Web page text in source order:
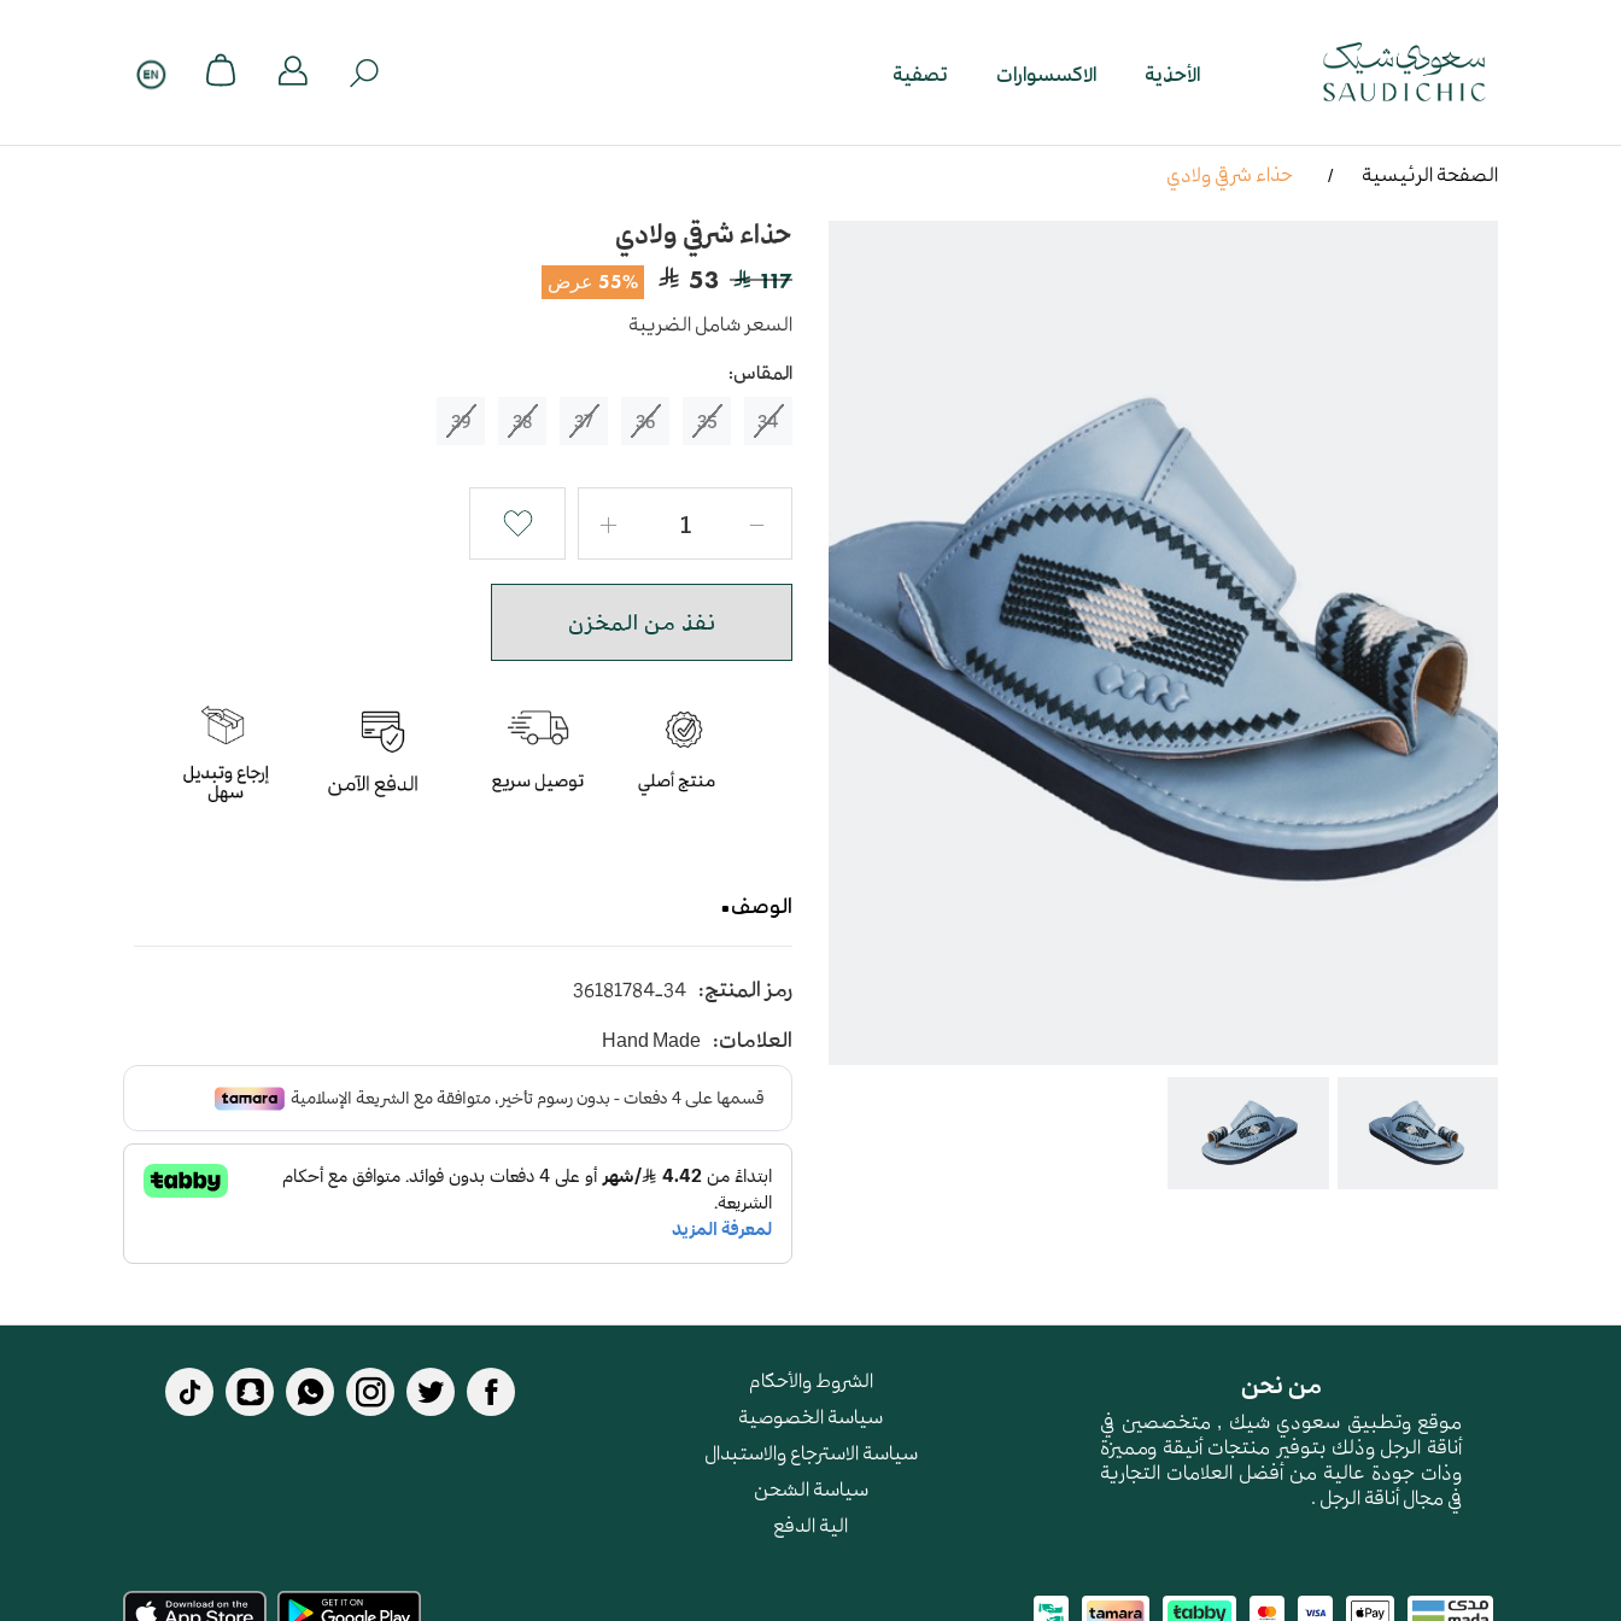
الأحذية الاكسسوارات تصفية
الصفحة الرئيسية حذاء شرقي ولادي
حذاء شرقي ولادي
117
53 55% عرض
السعر شامل الضريبة
المقاس:
34
35
36
37
38
39
نفذ من المخزن
الوصف
يأتي بأرضية متوسطة الإرتفاع باللون السماوي
و طبقة اسفنجية عالية الجودة لتعطي شعور بالراحة ومقاومة الإنزلاق و التآكل
رمز المنتج: 36181784-34
العلامات: Hand Made
من نحن
موقع وتطبيق سعودي شيك , متخصصين في
أناقة الرجل وذلك بتوفير منتجات أنيقة ومميزة
وذات جودة عالية من أفضل العلامات التجارية
في مجال أناقة الرجل .
الشروط والأحكام
سياسة الخصوصية
سياسة الاسترجاع والاستبدال
سياسة الشحن
الية الدفع